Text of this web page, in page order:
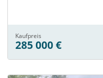
Kaufpreis
285 000 €